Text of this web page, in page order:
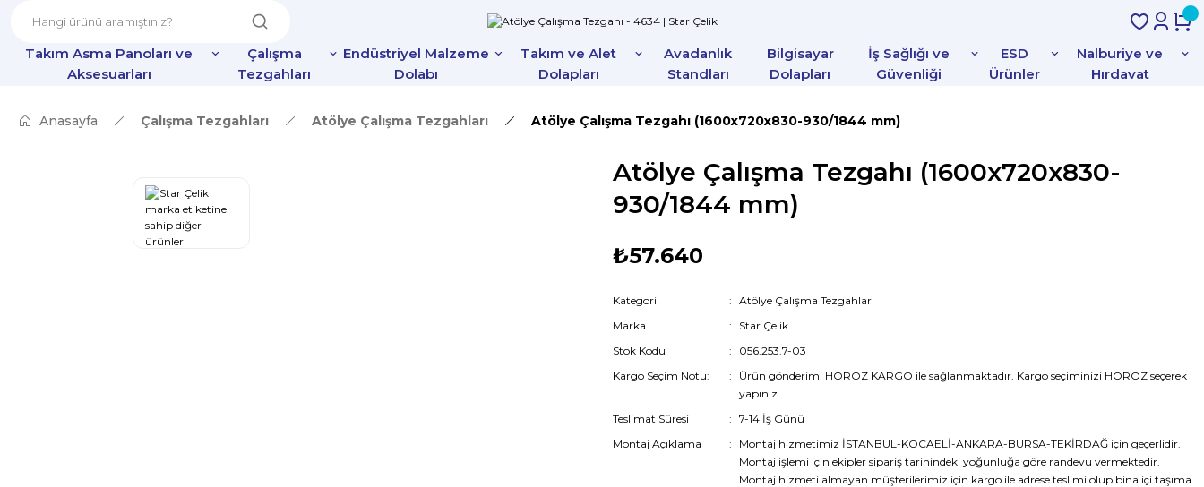
Takım Asma Panoları ve
Aksesuarları
Çalışma
Tezgahları
Endüstriyel Malzeme
Dolabı
Takım ve Alet
Dolapları
Avadanlık
Standları
Bilgisayar
Dolapları
İş Sağlığı ve
Güvenliği
ESD
Ürünler
Nalburiye ve
Hırdavat
Anasayfa Çalışma Tezgahları Atölye Çalışma Tezgahları Atölye Çalışma Tezgahı (1600x720x830-930/1844 mm)
Atölye Çalışma Tezgahı (1600x720x830-
930/1844 mm)
₺57.640
Kategori
Atölye Çalışma Tezgahları
Marka
Star Çelik
Stok Kodu
056.253.7-03
Kargo Seçim Notu:
Ürün gönderimi HOROZ KARGO ile sağlanmaktadır. Kargo seçiminizi HOROZ seçerek
yapınız.
Teslimat Süresi
7-14 İş Günü
Montaj Açıklama
Montaj hizmetimiz İSTANBUL-KOCAELİ-ANKARA-BURSA-TEKİRDAĞ için geçerlidir.
Montaj işlemi için ekipler sipariş tarihindeki yoğunluğa göre randevu vermektedir.
Montaj hizmeti almayan müşterilerimiz için kargo ile adrese teslimi olup bina içi taşıma